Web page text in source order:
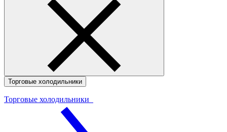
Торговые холодильники
Торговые холодильники